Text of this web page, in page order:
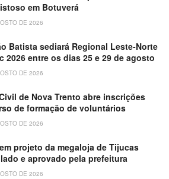
em Botuverá
DE 2026
Batista sediará Regional Leste-Norte
2026 entre os dias 25 e 29 de agosto
DE 2026
de Nova Trento abre inscrições
de formação de voluntários
DE 2026
projeto da megaloja de Tijucas
e aprovado pela prefeitura
DE 2026